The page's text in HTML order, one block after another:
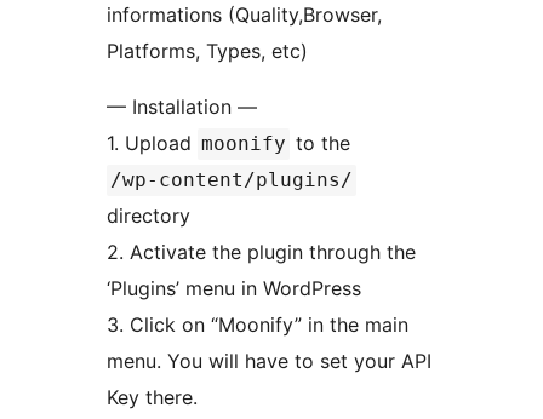
informations (Quality,Browser,
Platforms, Types, etc)
— Installation —
1. Upload moonify to the
/wp-content/plugins/
directory
2. Activate the plugin through the
‘Plugins’ menu in WordPress
3. Click on “Moonify” in the main
menu. You will have to set your API
Key there.